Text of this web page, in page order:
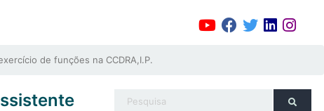
de funções na CCDRA,I.P.